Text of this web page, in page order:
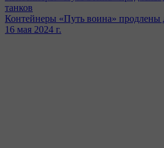
танков
Контейнеры «Путь воина» продлены
16 мая 2024 г.